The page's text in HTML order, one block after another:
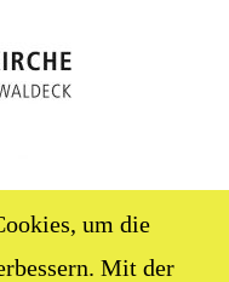
um die
Mit der